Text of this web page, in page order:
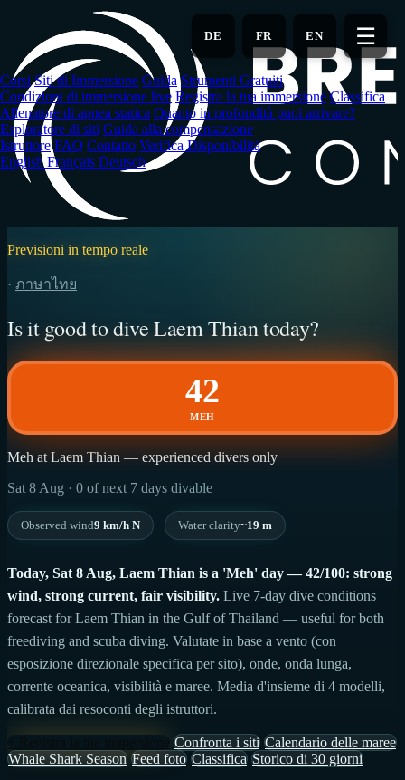
contenuto
principale
EN
FR
DE ☰
Corsi Siti di Immersione Guida Strumenti Gratuiti
Condizioni di immersione live Registra la tua immersione Classifica
Allenatore di apnea statica Quanto in profondità puoi arrivare?
Esploratore di siti Guida alla compensazione
Istruttore FAQ Contatto Verifica Disponibilità
EnglishFrançais Deutsch
Previsioni in tempo reale
· ภาษาไทย
Is it good to dive Laem Thian today?
42
MEH
Meh at Laem Thian — experienced divers only
Sat 8 Aug · 0 of next 7 days divable
Observed wind9 km/h N Water clarity~19 m
Today, Sat 8 Aug, Laem Thian is a 'Meh' day — 42/100: strong
wind, strong current, fair visibility. Live 7-day dive conditions
forecast for Laem Thian in the Gulf of Thailand — useful for both
freediving and scuba diving. Valutate in base a vento (con
esposizione direzionale specifica per sito), onde, onda lunga,
corrente oceanica, visibilità e maree. Media d'insieme di 4 modelli,
calibrata dai resoconti degli istruttori.
Confronta i siti Calendario delle maree
Whale Shark Season Feed foto Classifica Storico di 30 giorni